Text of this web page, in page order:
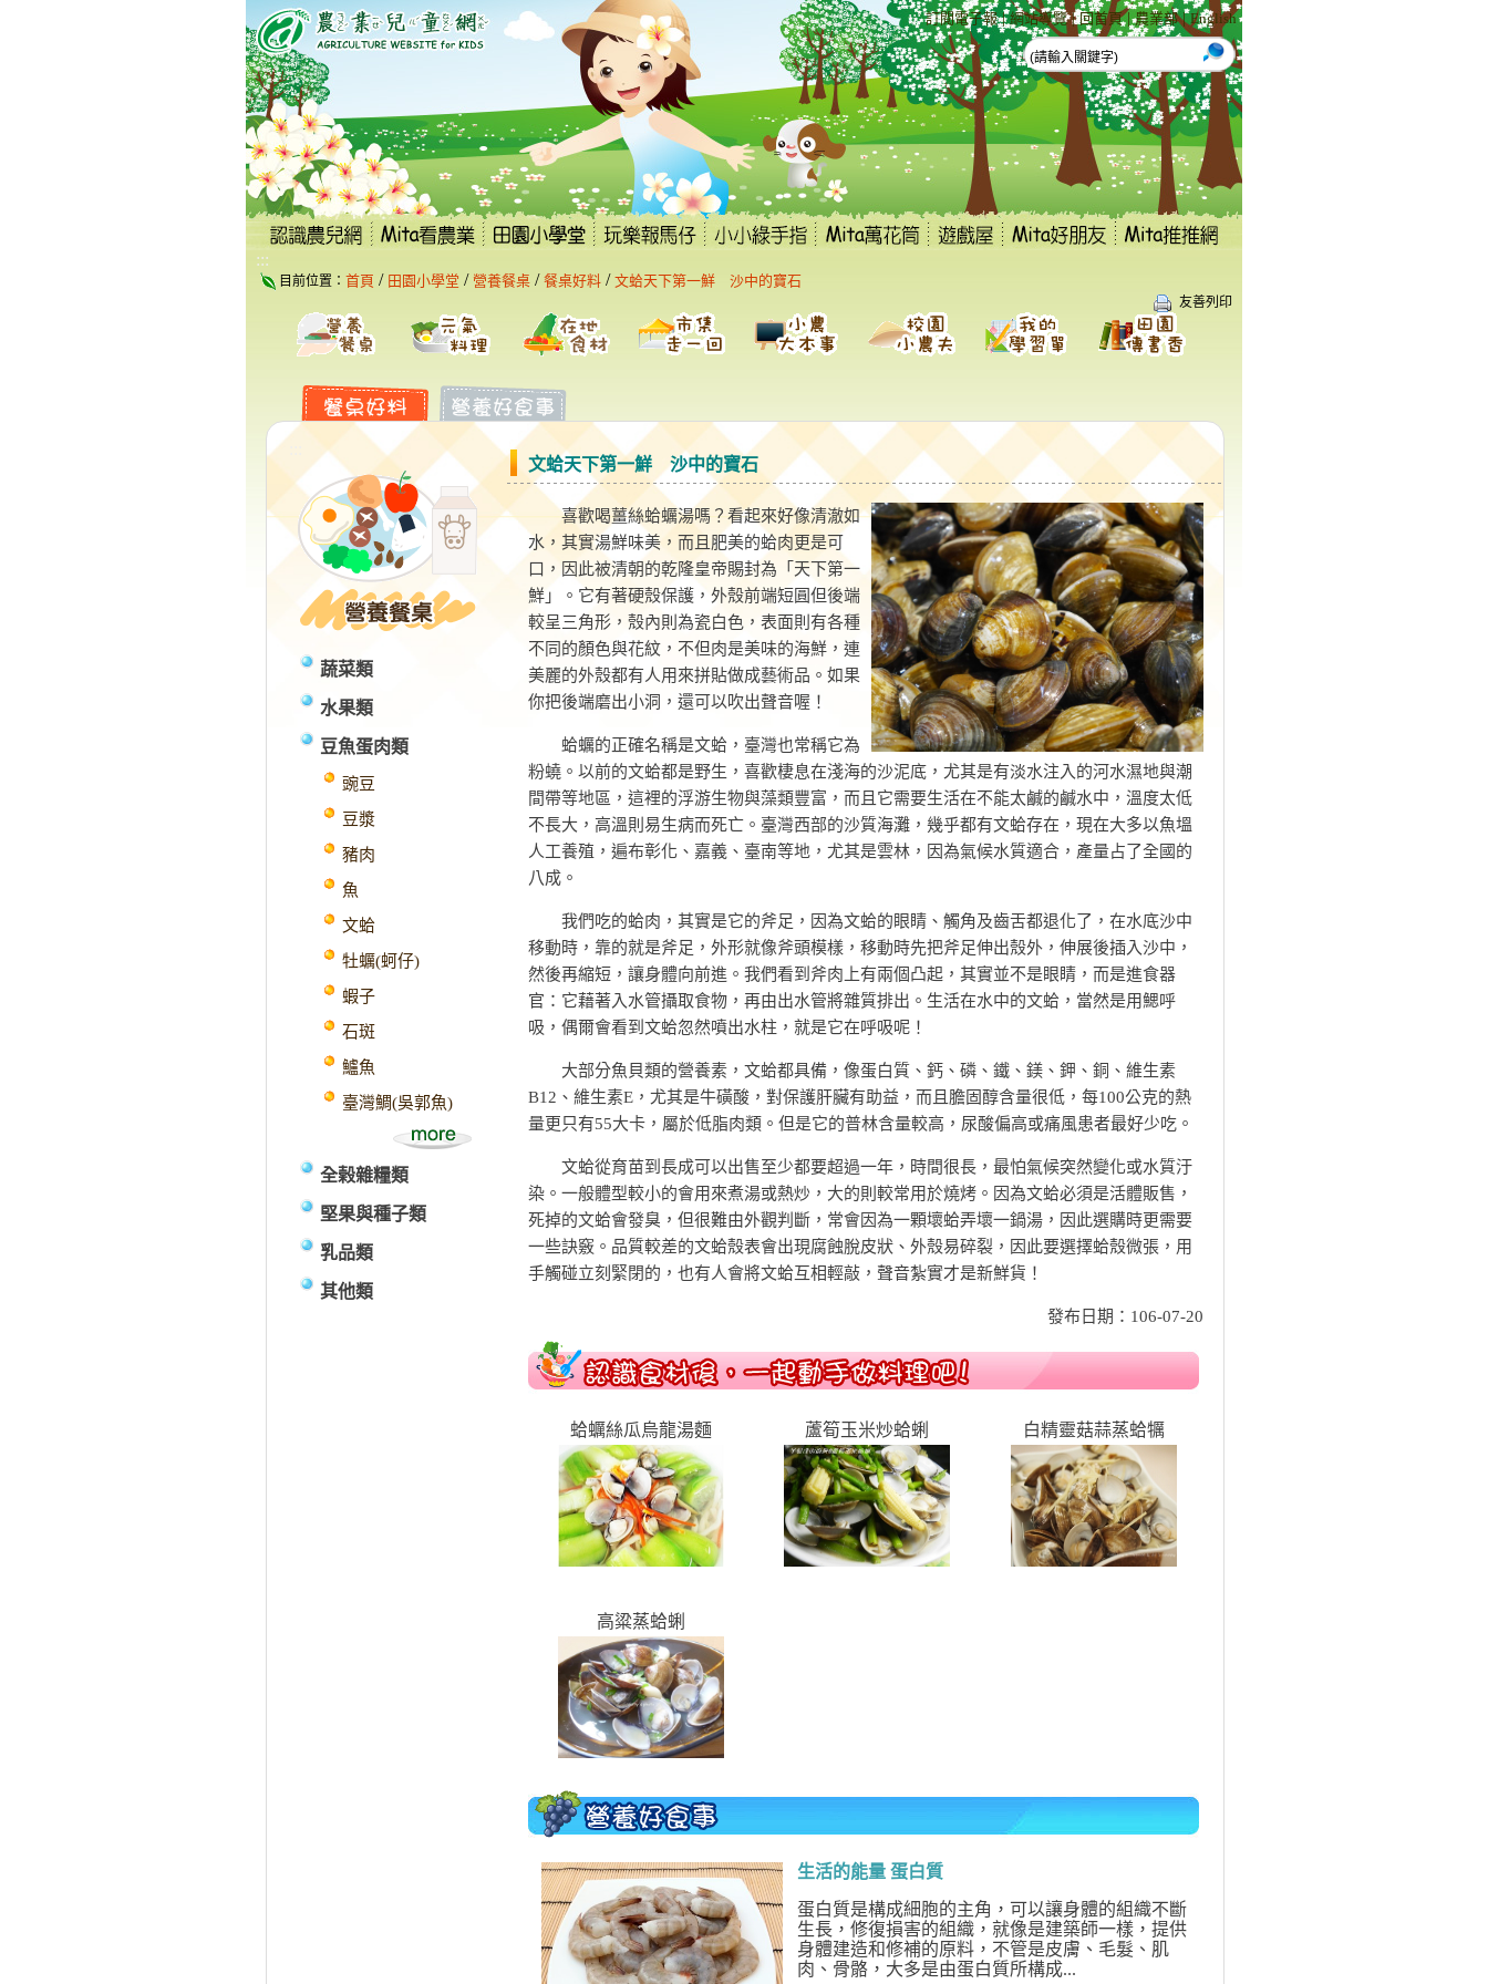
到
主
要
內
容
區
塊
::: 訂閱電子報 |網站導覽 |回首頁 |農業部 |English
:::
目前位置： 首頁 / 田園小學堂 / 營養餐桌 / 餐桌好料 / 文蛤天下第一鮮 沙中的寶石
友善列印
蔬菜類
水果類
豆魚蛋肉類
豌豆
豆漿
豬肉
魚
文蛤
牡蠣(蚵仔)
蝦子
石斑
鱸魚
臺灣鯛(吳郭魚)
全榖雜糧類
堅果與種子類
乳品類
其他類
文蛤天下第一鮮 沙中的寶石
喜歡喝薑絲蛤蠣湯嗎？看起來好像清澈如
水，其實湯鮮味美，而且肥美的蛤肉更是可
口，因此被清朝的乾隆皇帝賜封為「天下第一
鮮」。它有著硬殼保護，外殼前端短圓但後端
較呈三角形，殼內則為瓷白色，表面則有各種
不同的顏色與花紋，不但肉是美味的海鮮，連
美麗的外殼都有人用來拼貼做成藝術品。如果
你把後端磨出小洞，還可以吹出聲音喔！
蛤蠣的正確名稱是文蛤，臺灣也常稱它為
粉蟯。以前的文蛤都是野生，喜歡棲息在淺海的沙泥底，尤其是有淡水注入的河水濕地與潮
間帶等地區，這裡的浮游生物與藻類豐富，而且它需要生活在不能太鹹的鹹水中，溫度太低
不長大，高溫則易生病而死亡。臺灣西部的沙質海灘，幾乎都有文蛤存在，現在大多以魚塭
人工養殖，遍布彰化、嘉義、臺南等地，尤其是雲林，因為氣候水質適合，產量占了全國的
八成。
我們吃的蛤肉，其實是它的斧足，因為文蛤的眼睛、觸角及齒舌都退化了，在水底沙中
移動時，靠的就是斧足，外形就像斧頭模樣，移動時先把斧足伸出殼外，伸展後插入沙中，
然後再縮短，讓身體向前進。我們看到斧肉上有兩個凸起，其實並不是眼睛，而是進食器
官：它藉著入水管攝取食物，再由出水管將雜質排出。生活在水中的文蛤，當然是用鰓呼
吸，偶爾會看到文蛤忽然噴出水柱，就是它在呼吸呢！
大部分魚貝類的營養素，文蛤都具備，像蛋白質、鈣、磷、鐵、鎂、鉀、銅、維生素
B12、維生素E，尤其是牛磺酸，對保護肝臟有助益，而且膽固醇含量很低，每100公克的熱
量更只有55大卡，屬於低脂肉類。但是它的普林含量較高，尿酸偏高或痛風患者最好少吃。
文蛤從育苗到長成可以出售至少都要超過一年，時間很長，最怕氣候突然變化或水質汙
染。一般體型較小的會用來煮湯或熱炒，大的則較常用於燒烤。因為文蛤必須是活體販售，
死掉的文蛤會發臭，但很難由外觀判斷，常會因為一顆壞蛤弄壞一鍋湯，因此選購時更需要
一些訣竅。品質較差的文蛤殼表會出現腐蝕脫皮狀、外殼易碎裂，因此要選擇蛤殼微張，用
手觸碰立刻緊閉的，也有人會將文蛤互相輕敲，聲音紮實才是新鮮貨！
發布日期：106-07-20
蛤蠣絲瓜烏龍湯麵 蘆筍玉米炒蛤蜊 白精靈菇蒜蒸蛤犡
高粱蒸蛤蜊
生活的能量 蛋白質
蛋白質是構成細胞的主角，可以讓身體的組織不斷
生長，修復損害的組織，就像是建築師一樣，提供
身體建造和修補的原料，不管是皮膚、毛髮、肌
肉、骨骼，大多是由蛋白質所構成...